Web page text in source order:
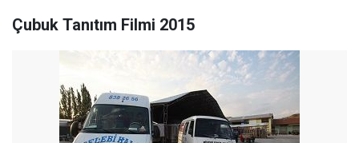
Çubuk Tanıtım Filmi 2015